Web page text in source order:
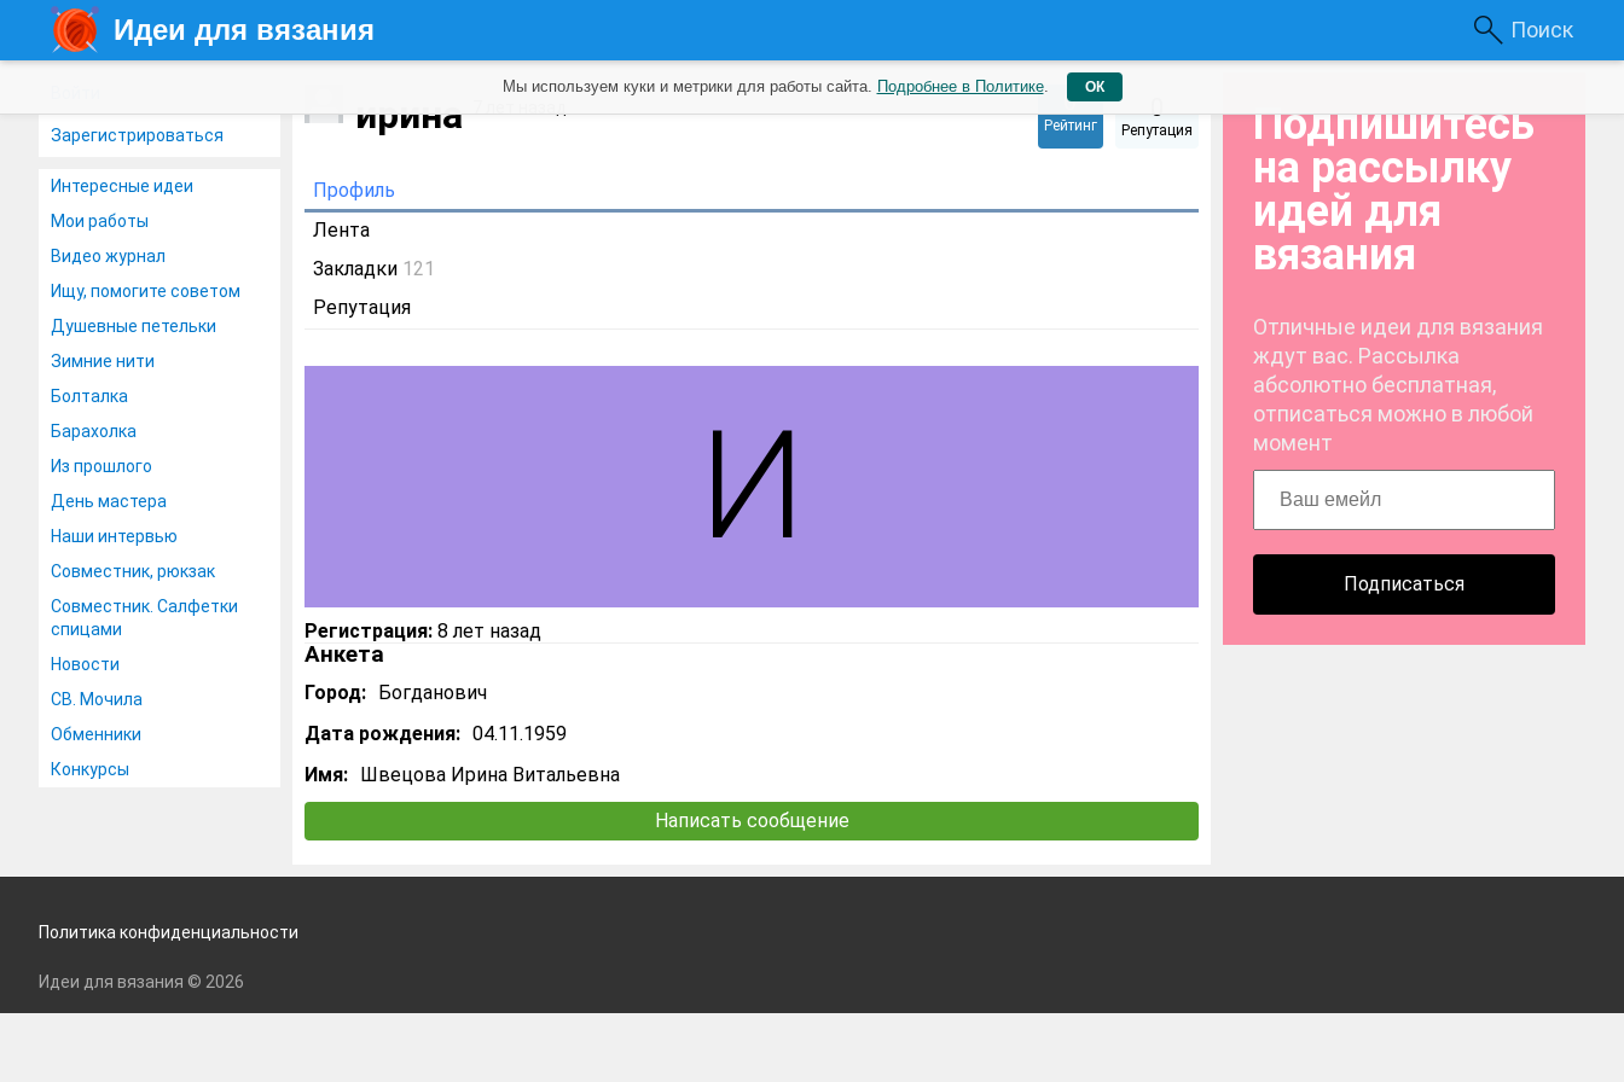
Идеи для вязания Поиск
Зарегистрироваться
Интересные идеи
Мои работы
Видео журнал
Ищу, помогите советом
Душевные петельки
Зимние нити
Болталка
Барахолка
Из прошлого
День мастера
Наши интервью
Совместник, рюкзак
Совместник. Салфетки
спицами
Новости
СВ. Мочила
Обменники
Конкурсы
ирина 0
Рейтинг
0
Репутация
Профиль
Лента
Закладки 121
Репутация
Регистрация: 8 лет назад
Анкета
Город: Богданович
Дата рождения: 04.11.1959
Имя: Швецова Ирина Витальевна
Написать сообщение
Подпишитесь
на рассылку
идей для
вязания
Отличные идеи для вязания
ждут вас. Рассылка
абсолютно бесплатная,
отписаться можно в любой
момент
Подписаться
Мы используем куки и метрики для работы сайта. Подробнее в Политике. ОК
Политика конфиденциальности
Идеи для вязания © 2026